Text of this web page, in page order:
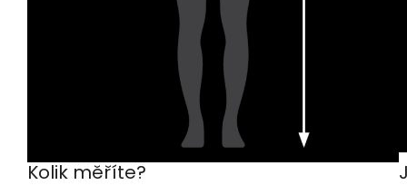
Kolik měříte?